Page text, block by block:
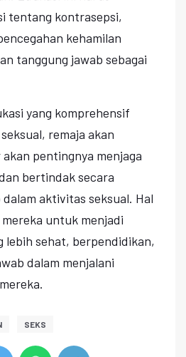
tentang kontrasepsi,
kehamilan
tanggung jawab sebagai
yang komprehensif
remaja akan
pentingnya menjaga
bertindak secara
aktivitas seksual. Hal
untuk menjadi
lebih sehat, berpendidikan,
dalam menjalani
SEKS